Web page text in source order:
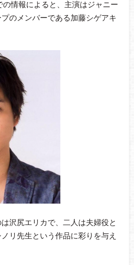
情報によると、主演はジャニー
のメンバーである加藤シゲアキ
沢尻エリカで、二人は夫婦役と
リ先生という作品に彩りを与え